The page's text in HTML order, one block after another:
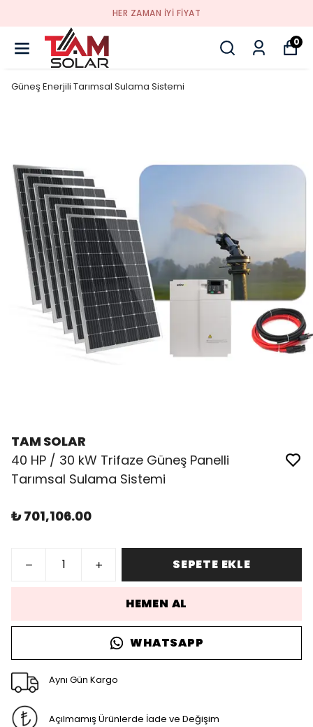
HER ZAMAN IYI FIYAT
0
Güneş Enerjili Tarımsal Sulama Sistemi
TAM SOLAR
40 HP / 30 kW Trifaze Güneş Panelli
Tarımsal Sulama Sistemi
₺ 701,106.00
SEPETE EKLE
HEMEN AL
WHATSAPP
Aynı Gün Kargo
Açılmamış Ürünlerde İade ve Değişim